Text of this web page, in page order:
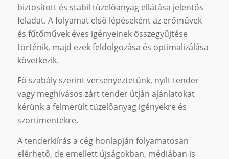
biztosított és stabil tüzelőanyag ellátása jelentős
feladat. A folyamat első lépéseként az erőművek
és fűtőművek éves igényeinek összegyűjtése
történik, majd ezek feldolgozása és optimalizálása
következik.
Fő szabály szerint versenyeztetünk, nyílt tender
vagy meghívásos zárt tender útján ajánlatokat
kérünk a felmerült tüzelőanyag igényekre és
szortimentekre.
A tenderkiírás a cég honlapján folyamatosan
elérhető, de emellett újságokban, médiában is